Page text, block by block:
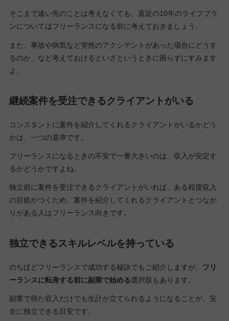
そこまで遠い先のことは考えなくても、直近の10年のライフプラ
ンについてはフリーランスになる前に考えておきましょう。
また、事故や病気など突然のアクシデントがあった場合にどうす
るのか、など考えておけるといざというときに困らずにすみます
よ。
継続案件を受注できるクライアントがいる
コンスタントに案件を紹介してくれるクライアントがいるかどう
かは、一つの基準です。
フリーランスになるときの不安で一番大きいのは、収入が安定す
るかどうかですよね。
独立前に案件を受注できるクライアントがいれば、ある程度収入
の目処がつくため、案件を紹介してくれるクライアントとつなが
りがある人はフリーランス向きです。
独立できるスキルレベルを持っている
のちほどフリーランスで成功する秘訣でもご紹介しますが、 フリ
ーランスに転身する前に副業で始める選択肢もあります。
副業で得た収入だけでも生計が立てられるようになることが、安
全に独立できる目安です。